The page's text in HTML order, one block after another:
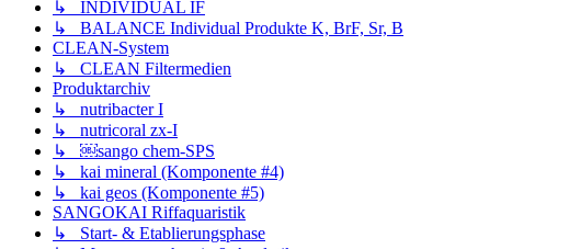
↳ INDIVIDUAL IF
↳ BALANCE Individual Produkte K, BrF, Sr, B
CLEAN-System
↳ CLEAN Filtermedien
Produktarchiv
↳ nutribacter I
↳ nutricoral zx-I
↳ ￼sango chem-SPS
↳ kai mineral (Komponente #4)
↳ kai geos (Komponente #5)
SANGOKAI Riffaquaristik
↳ Start- & Etablierungsphase